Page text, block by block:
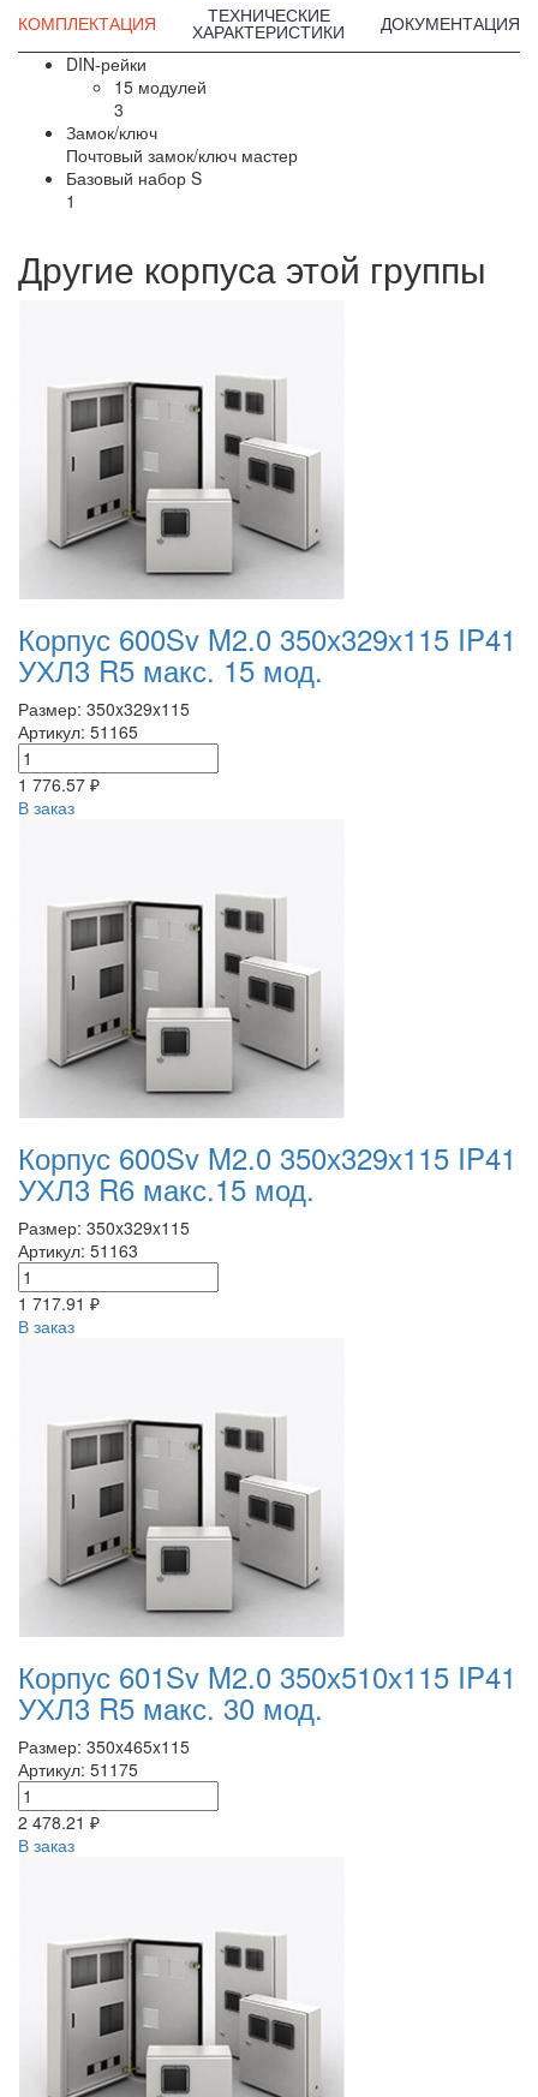
КОМПЛЕКТАЦИЯ
ТЕХНИЧЕСКИЕ
ХАРАКТЕРИСТИКИ
ДОКУМЕНТАЦИЯ
DIN-рейки
15 модулей
3
Замок/ключ
Почтовый замок/ключ мастер
Базовый набор S
1
Другие корпуса этой группы
Корпус 600Sv M2.0 350х329х115 IP41
УХЛ3 R5 макс. 15 мод.
Размер: 350x329x115
Артикул: 51165
1 776.57 ₽
В заказ
Корпус 600Sv M2.0 350х329х115 IP41
УХЛ3 R6 макс.15 мод.
Размер: 350x329x115
Артикул: 51163
1 717.91 ₽
В заказ
Корпус 601Sv M2.0 350х510х115 IP41
УХЛ3 R5 макс. 30 мод.
Размер: 350x465x115
Артикул: 51175
2 478.21 ₽
В заказ